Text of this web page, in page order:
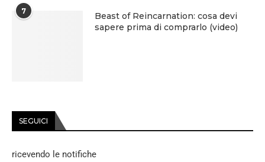
7
Beast of Reincarnation: cosa devi
sapere prima di comprarlo (video)
SEGUICI
ricevendo le notifiche